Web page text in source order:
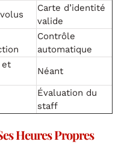
Carte d’identité
valide
Contrôle
automatique
et
Néant
Évaluation du
staff
Heures Propres